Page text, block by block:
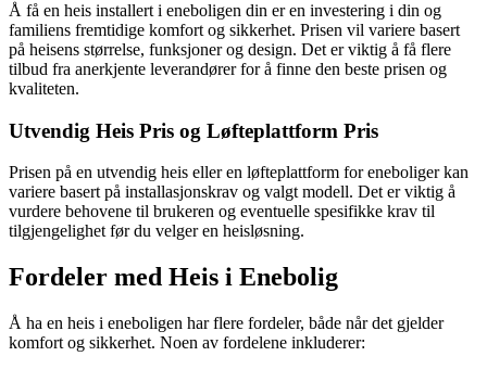
Å få en heis installert i eneboligen din er en investering i din og
familiens fremtidige komfort og sikkerhet. Prisen vil variere basert
på heisens størrelse, funksjoner og design. Det er viktig å få flere
tilbud fra anerkjente leverandører for å finne den beste prisen og
kvaliteten.
Utvendig Heis Pris og Løfteplattform Pris
Prisen på en utvendig heis eller en løfteplattform for eneboliger kan
variere basert på installasjonskrav og valgt modell. Det er viktig å
vurdere behovene til brukeren og eventuelle spesifikke krav til
tilgjengelighet før du velger en heisløsning.
Fordeler med Heis i Enebolig
Å ha en heis i eneboligen har flere fordeler, både når det gjelder
komfort og sikkerhet. Noen av fordelene inkluderer: